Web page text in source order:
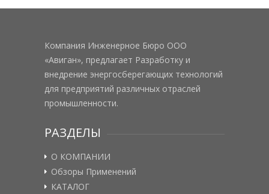
Компания Инженерное Бюро ООО
«Авиган», предлагает Разработку и
внедрение энергосберегающих технологий
для предприятий различных отраслей
промышленности.
РАЗДЕЛЫ
О КОМПАНИИ
Обзоры Применений
КАТАЛОГ